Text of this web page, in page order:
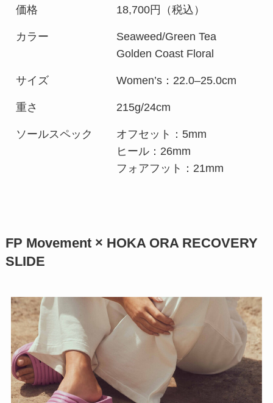
価格 18,700円（税込）
カラー
Seaweed/Green Tea
Golden Coast Floral
サイズ Women’s：22.0–25.0cm
重さ 215g/24cm
ソールスペック
オフセット：5mm
ヒール：26mm
フォアフット：21mm
FP Movement × HOKA ORA RECOVERY
SLIDE